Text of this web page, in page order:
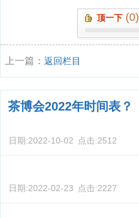
顶一下 (0)
上一篇： 返回栏目
茶博会2022年时间表？
日期:2022-10-02 点击:2512
日期:2022-02-23 点击:2227